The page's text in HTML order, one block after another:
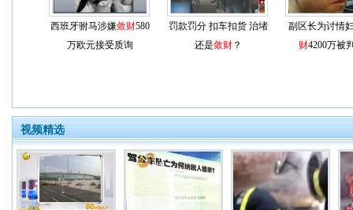
西班牙驸马涉嫌敛财580
万欧元接受质询
罚款罚分 扣车扣货 治堵
还是敛财 ？
副区长为讨情
财4200万被
视频精选